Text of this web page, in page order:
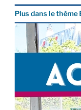
Plus dans le